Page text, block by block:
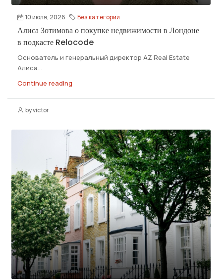
10 июля, 2026 Без категории
Алиса Зотимова о покупке недвижимости в Лондоне
в подкасте Relocode
Основатель и генеральный директор АZ Real Estate
Алиса...
Continue reading
by victor